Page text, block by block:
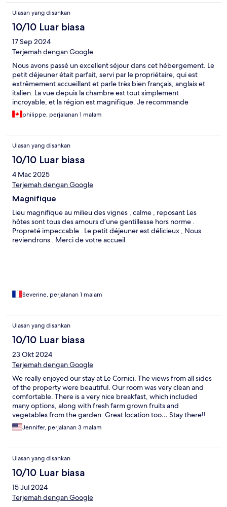
Ulasan yang disahkan
10/10 Luar biasa
17 Sep 2024
Terjemah dengan Google
Nous avons passé un excellent séjour dans cet hébergement. Le
petit déjeuner était parfait, servi par le propriétaire, qui est
extrêmement accueillant et parle très bien français, anglais et
italien. La vue depuis la chambre est tout simplement
incroyable, et la région est magnifique. Je recommande
vivement cet endroit à tous ceux qui souhaitent passer un
moment inoubliable.
philippe, perjalanan 1 malam
Ulasan yang disahkan
10/10 Luar biasa
4 Mac 2025
Terjemah dengan Google
Magnifique
Lieu magnifique au milieu des vignes , calme , reposant Les
hôtes sont tous des amours d’une gentillesse hors norme .
Propreté impeccable . Le petit déjeuner est délicieux , Nous
reviendrons . Merci de votre accueil
Severine, perjalanan 1 malam
Ulasan yang disahkan
10/10 Luar biasa
23 Okt 2024
Terjemah dengan Google
We really enjoyed our stay at Le Cornici. The views from all sides
of the property were beautiful. Our room was very clean and
comfortable. There is a very nice breakfast, which included
many options, along with fresh farm grown fruits and
vegetables from the garden. Great location too… Stay there!!
Jennifer, perjalanan 3 malam
Ulasan yang disahkan
10/10 Luar biasa
15 Jul 2024
Terjemah dengan Google